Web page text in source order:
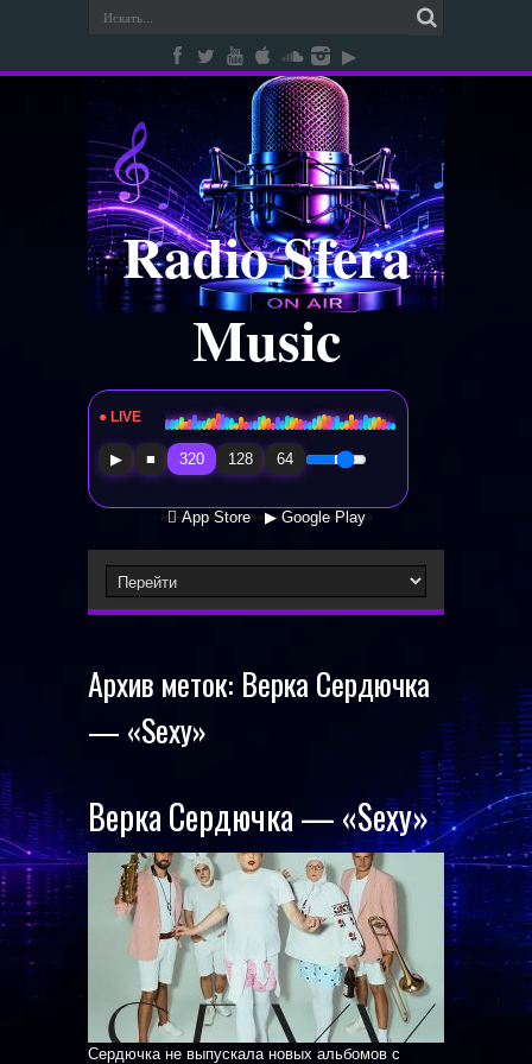
Radio Sfera
Music
● LIVE Radio Sfera Music
▶ ■ 320 128 64
 App Store ▶ Google Play
Архив меток: Верка Сердючка
— «Sexy»
Верка Сердючка — «Sexy»
Сердючка не выпускала новых альбомов с